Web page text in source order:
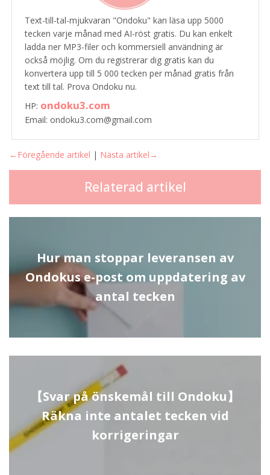
Text-till-tal-mjukvaran "Ondoku" kan läsa upp 5000
tecken varje månad med AI-röst gratis. Du kan enkelt
ladda ner MP3-filer och kommersiell användning är
också möjlig. Om du registrerar dig gratis kan du
konvertera upp till 5 000 tecken per månad gratis från
text till tal. Prova Ondoku nu.
HP: ondoku3.com
Email: ondoku3.com@gmail.com
←Föregående artikel | Nästa artikel→
Relaterad artikel
Hur man stoppar leveransen av
Ondokus e-post om uppdatering av
antal tecken
【Svar på önskemål till Ondoku】
Räkna inte antalet tecken vid
korrigeringar